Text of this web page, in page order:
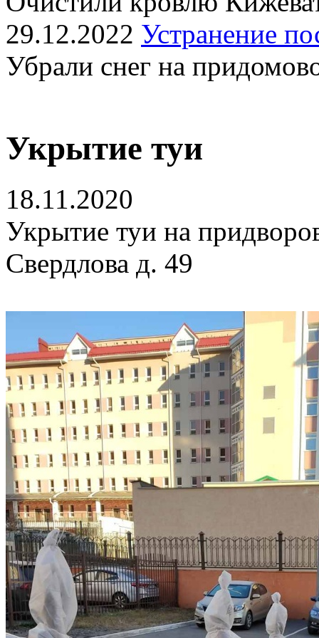
29.12.2022 Устранение
Убрали снег на
Укрытие туи
18.11.2020
Укрытие туи на
Свердлова д. 49